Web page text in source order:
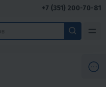
+7 (351) 200-70-81